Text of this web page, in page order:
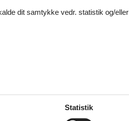
dit samtykke vedr. statistik og/
Statistik